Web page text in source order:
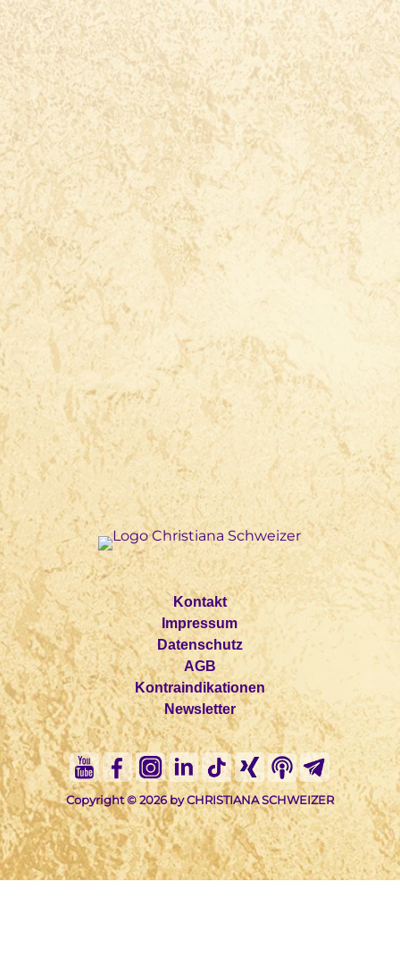
Kontakt
Impressum
Datenschutz
AGB
Kontraindikationen
Newsletter
Copyright © 2026 by CHRISTIANA SCHWEIZER